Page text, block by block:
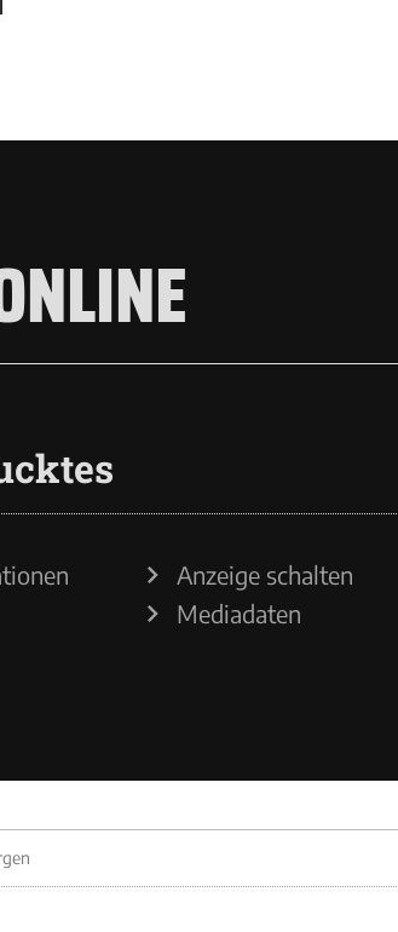
Anzeige schalten
Mediadaten